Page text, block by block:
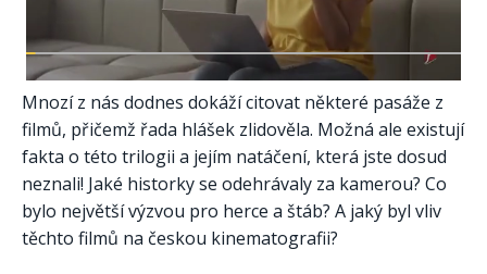
Mnozí z nás dodnes dokáží citovat některé pasáže z
filmů, přičemž řada hlášek zlidověla. Možná ale existují
fakta o této trilogii a jejím natáčení, která jste dosud
neznali! Jaké historky se odehrávaly za kamerou? Co
bylo největší výzvou pro herce a štáb? A jaký byl vliv
těchto filmů na českou kinematografii?